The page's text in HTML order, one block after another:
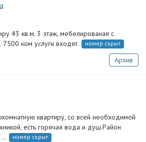
43 кв.м. 3 этаж, мебелированая с
7500 ком услуги входят.
номер скрыт
Архив
квартиру, со всей необходимой
есть горячая вода и душ.Район
номер скрыт